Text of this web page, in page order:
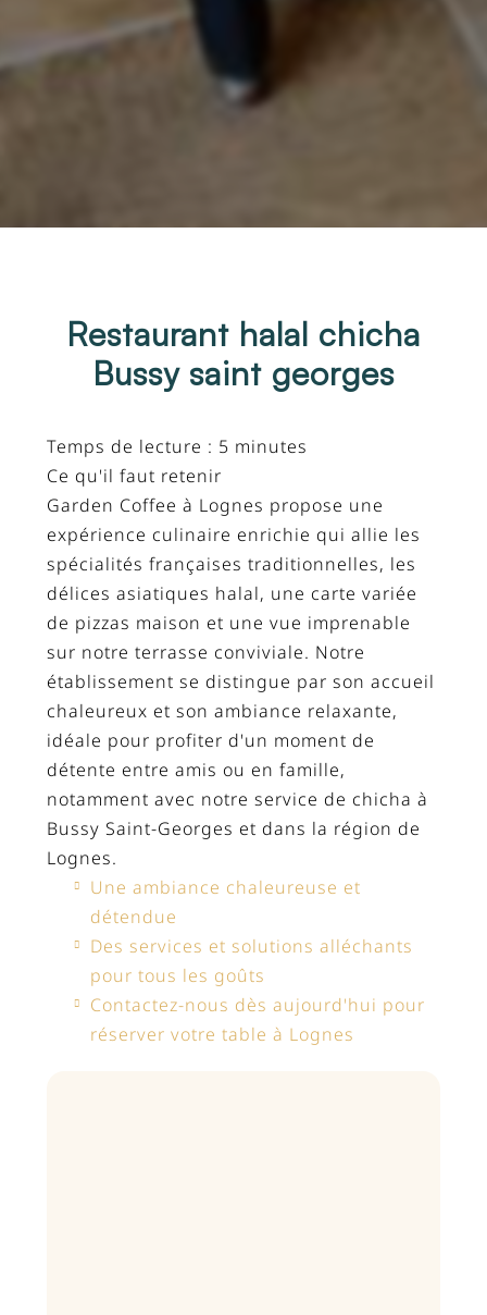
Restaurant halal chicha
Bussy saint georges
Temps de lecture : 5 minutes
Ce qu'il faut retenir
Garden Coffee à Lognes propose une
expérience culinaire enrichie qui allie les
spécialités françaises traditionnelles, les
délices asiatiques halal, une carte variée
de pizzas maison et une vue imprenable
sur notre terrasse conviviale. Notre
établissement se distingue par son accueil
chaleureux et son ambiance relaxante,
idéale pour profiter d'un moment de
détente entre amis ou en famille,
notamment avec notre service de chicha à
Bussy Saint-Georges et dans la région de
Lognes.
Une ambiance chaleureuse et
détendue
Des services et solutions alléchants
pour tous les goûts
Contactez-nous dès aujourd'hui pour
réserver votre table à Lognes